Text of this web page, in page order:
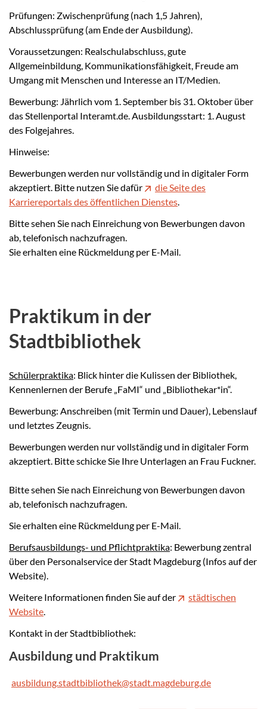
Prüfungen: Zwischenprüfung (nach 1,5 Jahren),
Abschlussprüfung (am Ende der Ausbildung).
Voraussetzungen: Realschulabschluss, gute
Allgemeinbildung, Kommunikationsfähigkeit, Freude am
Umgang mit Menschen und Interesse an IT/Medien.
Bewerbung: Jährlich vom 1. September bis 31. Oktober über
das Stellenportal Interamt.de. Ausbildungsstart: 1. August
des Folgejahres.
Hinweise:
Bewerbungen werden nur vollständig und in digitaler Form
akzeptiert. Bitte nutzen Sie dafür
die Seite des
Karriereportals des öffentlichen Dienstes.
Bitte sehen Sie nach Einreichung von Bewerbungen davon
ab, telefonisch nachzufragen.
Sie erhalten eine Rückmeldung per E-Mail.
Praktikum in der
Stadtbibliothek
Schülerpraktika: Blick hinter die Kulissen der Bibliothek,
Kennenlernen der Berufe „FaMI“ und „Bibliothekar*in“.
Bewerbung: Anschreiben (mit Termin und Dauer), Lebenslauf
und letztes Zeugnis.
Bewerbungen werden nur vollständig und in digitaler Form
akzeptiert. Bitte schicke Sie Ihre Unterlagen an Frau Fuckner.
Bitte sehen Sie nach Einreichung von Bewerbungen davon
ab, telefonisch nachzufragen.
Sie erhalten eine Rückmeldung per E-Mail.
Berufsausbildungs- und Pflichtpraktika: Bewerbung zentral
über den Personalservice der Stadt Magdeburg (Infos auf der
Website).
Weitere Informationen finden Sie auf der
städtischen
Website.
Kontakt in der Stadtbibliothek:
Ausbildung und Praktikum
ausbildung.stadtbibliothek@stadt.magdeburg.de